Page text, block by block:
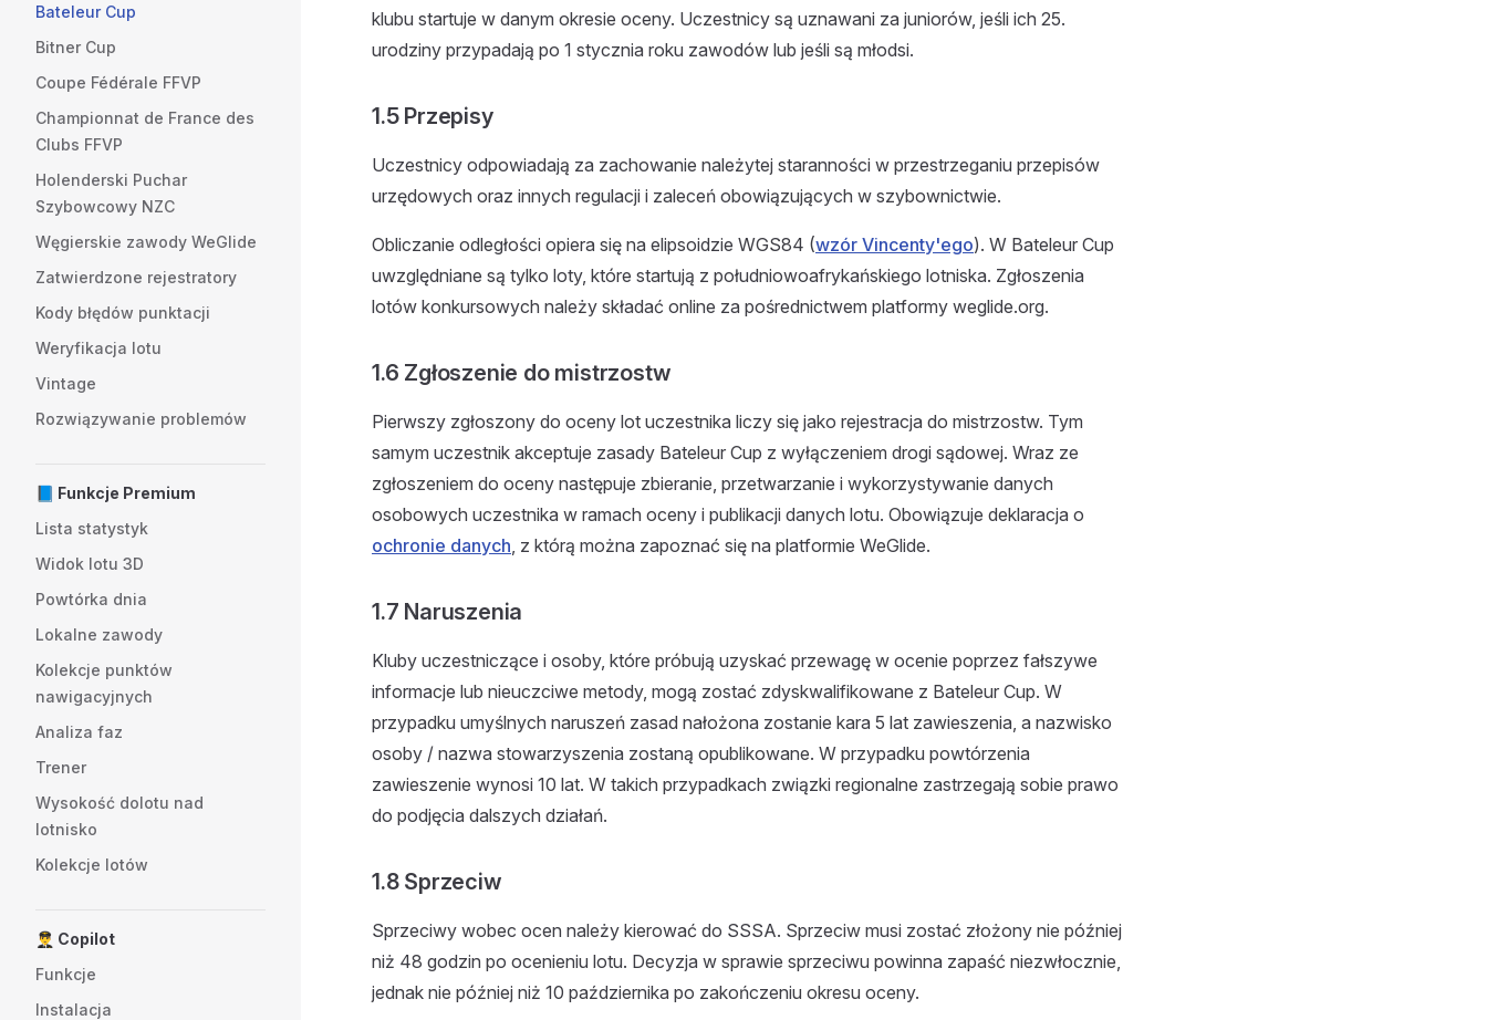
Bateleur Cup
Bitner Cup
Coupe Fédérale FFVP
Championnat de France des
Clubs FFVP
Holenderski Puchar
Szybowcowy NZC
Węgierskie zawody WeGlide
Zatwierdzone rejestratory
Kody błędów punktacji
Weryfikacja lotu
Vintage
Rozwiązywanie problemów
📘 Funkcje Premium
Lista statystyk
Widok lotu 3D
Powtórka dnia
Lokalne zawody
Kolekcje punktów
nawigacyjnych
Analiza faz
Trener
Wysokość dolotu nad
lotnisko
Kolekcje lotów
👨‍✈️ Copilot
Funkcje
Instalacja
klubu startuje w danym okresie oceny. Uczestnicy są uznawani za juniorów, jeśli ich 25.
urodziny przypadają po 1 stycznia roku zawodów lub jeśli są młodsi.
1.5 Przepisy
Uczestnicy odpowiadają za zachowanie należytej staranności w przestrzeganiu przepisów
urzędowych oraz innych regulacji i zaleceń obowiązujących w szybownictwie.
Obliczanie odległości opiera się na elipsoidzie WGS84 (wzór Vincenty'ego). W Bateleur Cup
uwzględniane są tylko loty, które startują z południowoafrykańskiego lotniska. Zgłoszenia
lotów konkursowych należy składać online za pośrednictwem platformy weglide.org.
1.6 Zgłoszenie do mistrzostw
Pierwszy zgłoszony do oceny lot uczestnika liczy się jako rejestracja do mistrzostw. Tym
samym uczestnik akceptuje zasady Bateleur Cup z wyłączeniem drogi sądowej. Wraz ze
zgłoszeniem do oceny następuje zbieranie, przetwarzanie i wykorzystywanie danych
osobowych uczestnika w ramach oceny i publikacji danych lotu. Obowiązuje deklaracja o
ochronie danych , z którą można zapoznać się na platformie WeGlide.
1.7 Naruszenia
Kluby uczestniczące i osoby, które próbują uzyskać przewagę w ocenie poprzez fałszywe
informacje lub nieuczciwe metody, mogą zostać zdyskwalifikowane z Bateleur Cup. W
przypadku umyślnych naruszeń zasad nałożona zostanie kara 5 lat zawieszenia, a nazwisko
osoby / nazwa stowarzyszenia zostaną opublikowane. W przypadku powtórzenia
zawieszenie wynosi 10 lat. W takich przypadkach związki regionalne zastrzegają sobie prawo
do podjęcia dalszych działań.
1.8 Sprzeciw
Sprzeciwy wobec ocen należy kierować do SSSA. Sprzeciw musi zostać złożony nie później
niż 48 godzin po ocenieniu lotu. Decyzja w sprawie sprzeciwu powinna zapaść niezwłocznie,
jednak nie później niż 10 października po zakończeniu okresu oceny.